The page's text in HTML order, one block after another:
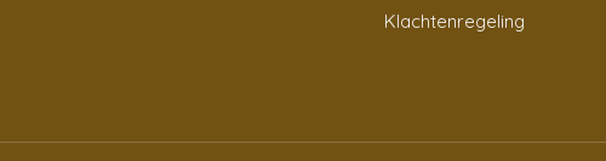
Klachtenregeling